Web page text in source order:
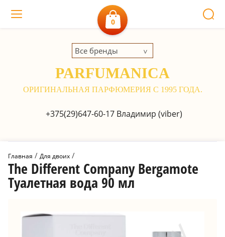
0
+375(29)647-60-17Владимир (viber)
Все бренды
PARFUMANICA
ОРИГИНАЛЬНАЯ ПАРФЮМЕРИЯ С 1995 ГОДА.
Главная / Для двоих /
The Different Company Bergamote
Туалетная вода 90 мл